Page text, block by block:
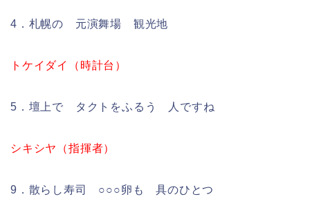
4．札幌の 元演舞場 観光地
トケイダイ（時計台）
5．壇上で タクトをふるう 人ですね
シキシヤ（指揮者）
9．散らし寿司 ○○○卵も 具のひとつ